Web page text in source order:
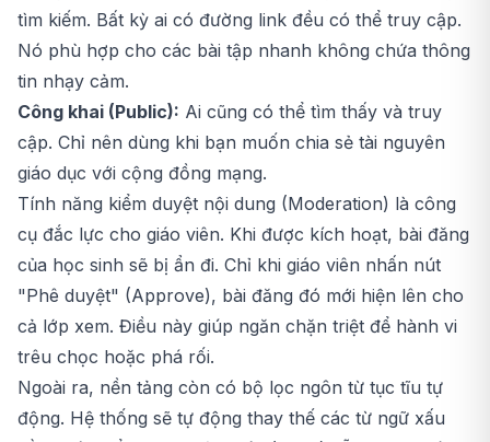
tìm kiếm. Bất kỳ ai có đường link đều có thể truy cập.
Nó phù hợp cho các bài tập nhanh không chứa thông
tin nhạy cảm.
Công khai (Public): Ai cũng có thể tìm thấy và truy
cập. Chỉ nên dùng khi bạn muốn chia sẻ tài nguyên
giáo dục với cộng đồng mạng.
Tính năng kiểm duyệt nội dung (Moderation) là công
cụ đắc lực cho giáo viên. Khi được kích hoạt, bài đăng
của học sinh sẽ bị ẩn đi. Chỉ khi giáo viên nhấn nút
"Phê duyệt" (Approve), bài đăng đó mới hiện lên cho
cả lớp xem. Điều này giúp ngăn chặn triệt để hành vi
trêu chọc hoặc phá rối.
Ngoài ra, nền tảng còn có bộ lọc ngôn từ tục tĩu tự
động. Hệ thống sẽ tự động thay thế các từ ngữ xấu